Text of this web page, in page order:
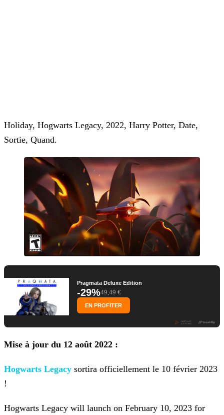
Holiday, Hogwarts Legacy, 2022, Harry Potter, Date,
Sortie, Quand.
Pragmata Deluxe Edition
-29%49,49 €
EN PROFITER
Mise à jour du 12 août 2022 :
Hogwarts Legacy sortira officiellement le 10 février 2023
!
Hogwarts Legacy will launch on February 10, 2023 for